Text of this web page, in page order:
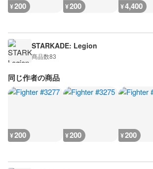
¥200 ¥200 ¥4,400
STARKADE: Legion
商品数83
同じ作者の商品
¥200 ¥200 ¥200